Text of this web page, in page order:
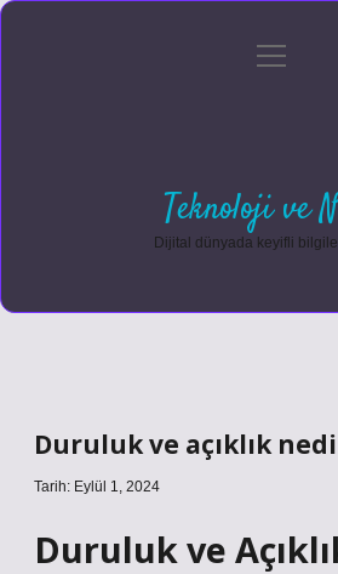
Gizlilik Politikası
menüyü
Teknoloji ve
Dijital dünyada keyifli
Duruluk ve açıklık
Tarih: Eylül 1, 2024
Duruluk ve